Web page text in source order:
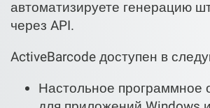
автоматизируете генерацию
через API.
ActiveBarcode доступен в
Настольное программное